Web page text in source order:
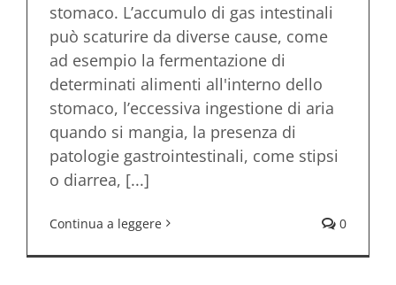
stomaco. L’accumulo di gas intestinali
può scaturire da diverse cause, come
ad esempio la fermentazione di
determinati alimenti all'interno dello
stomaco, l’eccessiva ingestione di aria
quando si mangia, la presenza di
patologie gastrointestinali, come stipsi
o diarrea, [...]
Continua a leggere 0